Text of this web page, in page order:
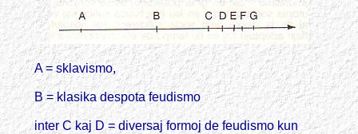
A = sklavismo,
B = klasika despota feudismo
inter C kaj D = diversaj formoj de feudismo kun